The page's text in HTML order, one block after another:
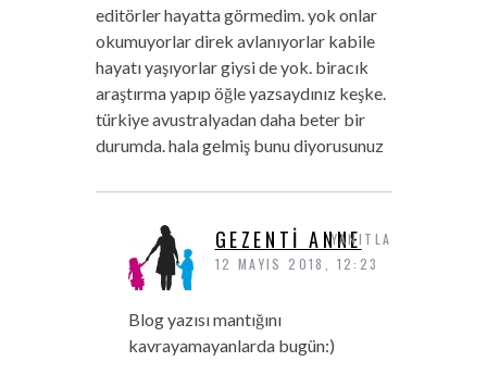
editörler hayatta görmedim. yok onlar
okumuyorlar direk avlanıyorlar kabile
hayatı yaşıyorlar giysi de yok. biracık
araştırma yapıp öğle yazsaydınız keşke.
türkiye avustralyadan daha beter bir
durumda. hala gelmiş bunu diyorusunuz
GEZENTI ANNE
12 MAYIS 2018, 12:23
Blog yazısı mantığını
kavrayamayanlarda bugün:)
YANITLA